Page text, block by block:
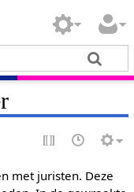
met juristen. Deze